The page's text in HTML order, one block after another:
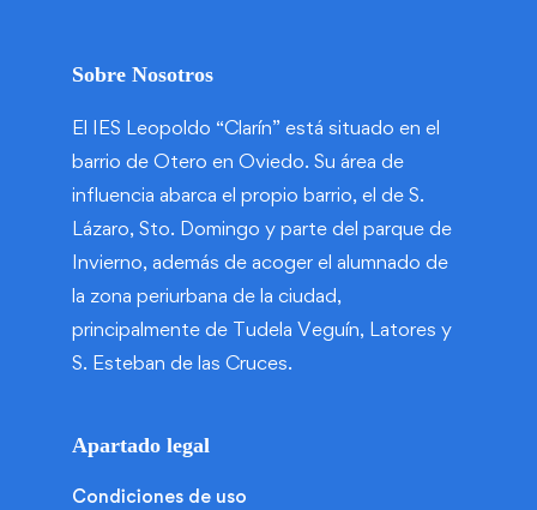
Sobre Nosotros
El IES Leopoldo “Clarín” está situado en el
barrio de Otero en Oviedo. Su área de
influencia abarca el propio barrio, el de S.
Lázaro, Sto. Domingo y parte del parque de
Invierno, además de acoger el alumnado de
la zona periurbana de la ciudad,
principalmente de Tudela Veguín, Latores y
S. Esteban de las Cruces.
Apartado legal
Condiciones de uso